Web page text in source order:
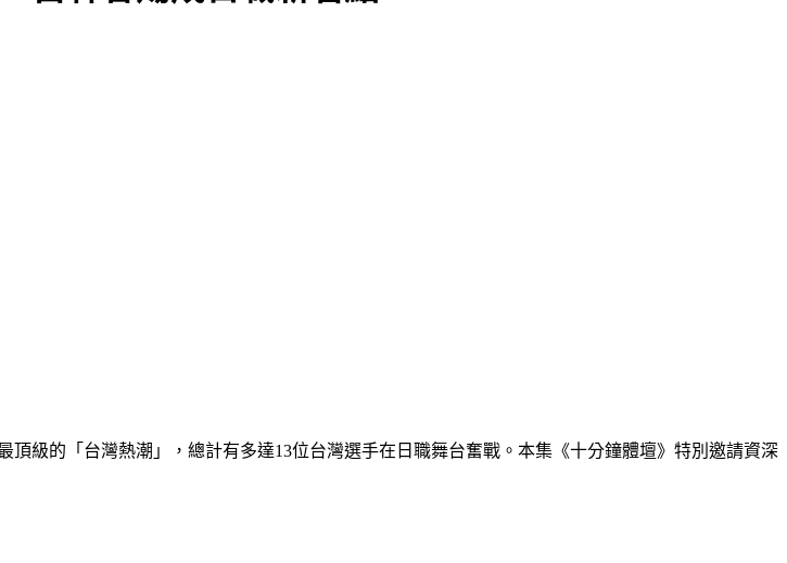
級的「台灣熱潮」，總計有多達13位台灣選手在日職舞台奮戰。本集《十分鐘體壇》特別邀請資深